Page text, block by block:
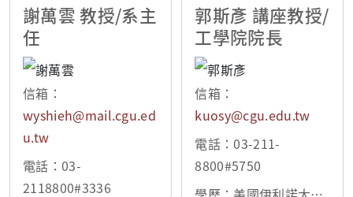
謝萬雲 教授/系主
任
信箱：
wyshieh@mail.cgu.ed
u.tw
電話：03-
2118800#3336
郭斯彥 講座教授/
工學院院長
信箱：
kuosy@cgu.edu.tw
電話：03-211-
8800#5750